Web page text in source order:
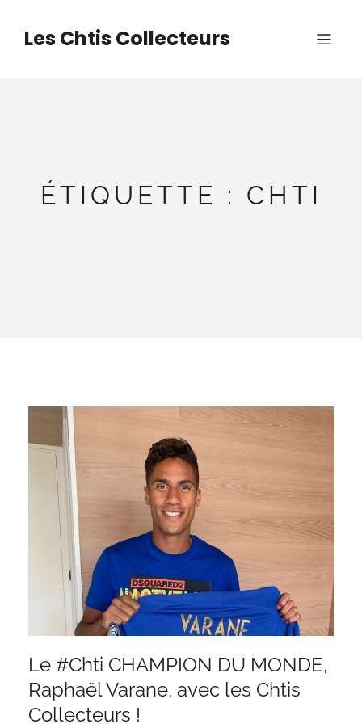
contenuLes Chtis Collecteurs
ÉTIQUETTE : CHTI
Le #Chti CHAMPION DU MONDE,
Raphaël Varane, avec les Chtis
Collecteurs !